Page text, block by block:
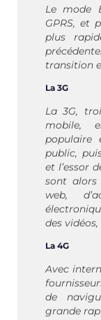
Le mode
GPRS, et
plus
transition
La 3G
La 3G,
mobile,
public,
et l’essor
sont
web,
des
La 4G
Avec
de
grande